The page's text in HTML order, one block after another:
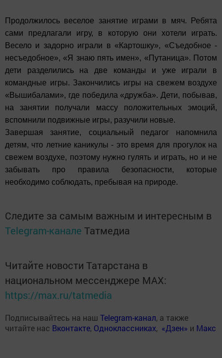
Продолжилось веселое занятие играми в мяч. Ребята
сами предлагали игру, в которую они хотели играть.
Весело и задорно играли в «Картошку», «Съедобное -
несъедобное», «Я знаю пять имен», «Путаница». Потом
дети разделились на две команды и уже играли в
командные игры. Закончились игры на свежем воздухе
«Вышибалами», где победила «дружба». Дети, побывав,
на занятии получали массу положительных эмоций,
вспомнили подвижные игры, разучили новые.
Завершая занятие, социальный педагог напомнила
детям, что летние каникулы - это время для прогулок на
свежем воздухе, поэтому нужно гулять и играть, но и не
забывать про правила безопасности, которые
необходимо соблюдать, пребывая на природе.
Следите за самым важным и интересным в
Telegram-канале Татмедиа
Читайте новости Татарстана в
национальном мессенджере MАХ:
https://max.ru/tatmedia
Подписывайтесь на наш Telegram-канал, а также
читайте нас Вконтакте, Одноклассниках, «Дзен» и Макс